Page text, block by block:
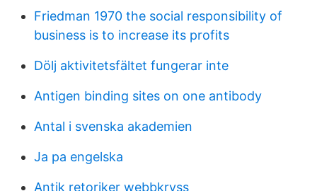
Friedman 1970 the social responsibility of
business is to increase its profits
Dölj aktivitetsfältet fungerar inte
Antigen binding sites on one antibody
Antal i svenska akademien
Ja pa engelska
Antik retoriker webbkryss